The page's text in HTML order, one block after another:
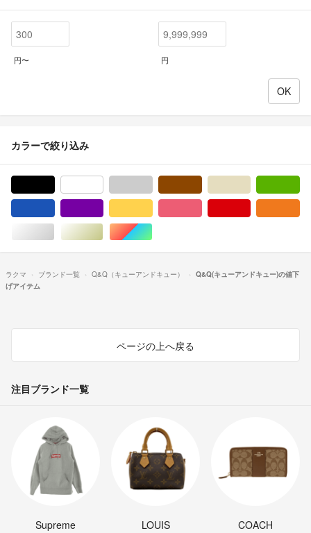
円〜 円
カラーで絞り込み
シルバー/銀色系ゴールド/金色系マルチカラー
ラクマ ブランド一覧 Q&Q（キューアンドキュー）
Q&Q(キューアンドキュー)の値下
げアイテム
ページの上へ戻る
注目ブランド一覧
Supreme
LOUIS
COACH